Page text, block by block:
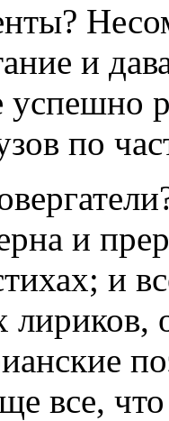
и
успешно
по
и
и
лириков,
все,